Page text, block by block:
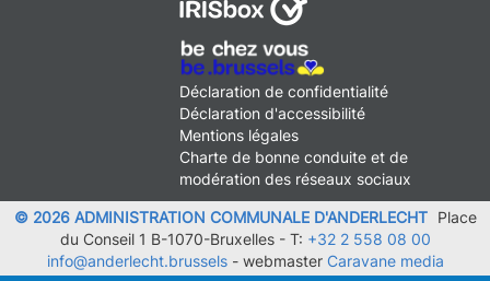
MENU
FOOTER
LEGAL
Déclaration de confidentialité
Déclaration d'accessibilité
Mentions légales
Charte de bonne conduite et de
modération des réseaux sociaux
© 2026 ADMINISTRATION COMMUNALE D'ANDERLECHT
Place
du Conseil 1 B-1070-Bruxelles - T: +32 2 558 08 00
info@anderlecht.brussels- webmaster Caravane media